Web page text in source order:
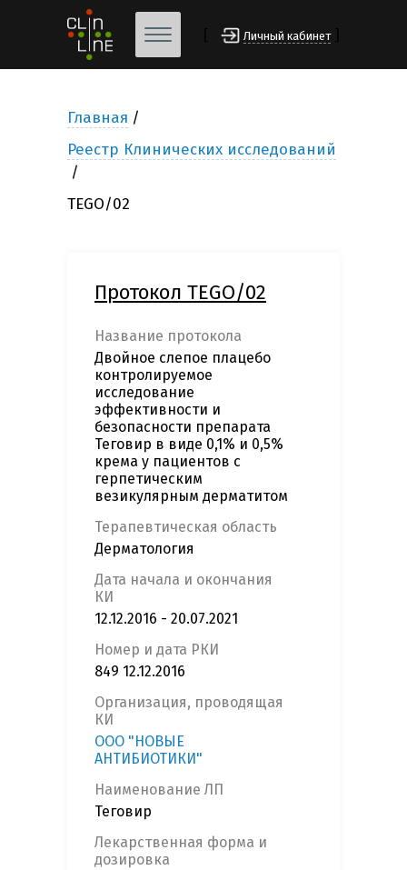
Личный кабинет
Главная
Реестр Клинических исследований
TEGO/02
Протокол TEGO/02
Название протокола
Двойное слепое плацебо
контролируемое
исследование
эффективности и
безопасности препарата
Теговир в виде 0,1% и 0,5%
крема у пациентов с
герпетическим
везикулярным дерматитом
Терапевтическая область
Дерматология
Дата начала и окончания
КИ
12.12.2016 - 20.07.2021
Номер и дата РКИ
849 12.12.2016
Организация, проводящая
КИ
ООО "НОВЫЕ
АНТИБИОТИКИ"
Наименование ЛП
Теговир
Лекарственная форма и
дозировка